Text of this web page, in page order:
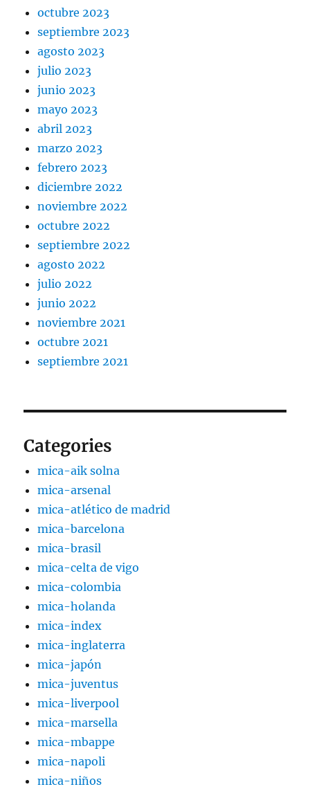
octubre 2023
septiembre 2023
agosto 2023
julio 2023
junio 2023
mayo 2023
abril 2023
marzo 2023
febrero 2023
diciembre 2022
noviembre 2022
octubre 2022
septiembre 2022
agosto 2022
julio 2022
junio 2022
noviembre 2021
octubre 2021
septiembre 2021
Categories
mica-aik solna
mica-arsenal
mica-atlético de madrid
mica-barcelona
mica-brasil
mica-celta de vigo
mica-colombia
mica-holanda
mica-index
mica-inglaterra
mica-japón
mica-juventus
mica-liverpool
mica-marsella
mica-mbappe
mica-napoli
mica-niños